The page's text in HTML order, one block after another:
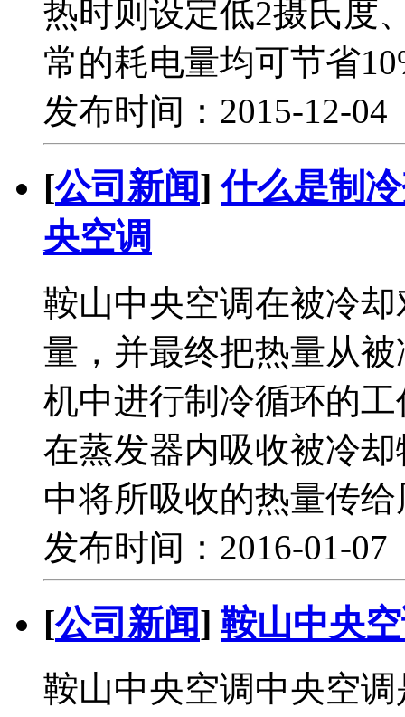
热时则设定低2摄氏度
常的耗电量均可节省
发布时间：2015-12-
[公司新闻]什么是制
央空调
鞍山中央空调在被冷
量，并最终把热量从
机中进行制冷循环的
在蒸发器内吸收被冷
中将所吸收的热量传
发布时间：2016-01-
[公司新闻] 鞍山中央
鞍山中央空调中央空